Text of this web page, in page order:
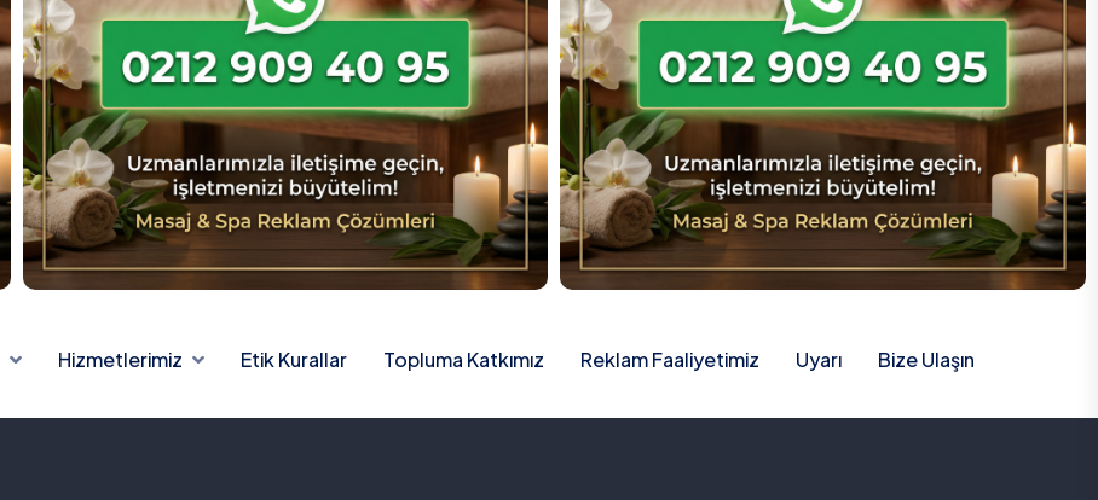
Hizmetlerimiz Etik Kurallar Topluma Katkımız Reklam Faaliyetimiz Uyarı Bize Ulaşın